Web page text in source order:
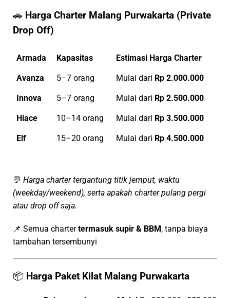
🚗 Harga Charter Malang Purwakarta (Private
Drop Off)
Armada Kapasitas Estimasi Harga Charter
Avanza 5–7 orang Mulai dari Rp 2.000.000
Innova 5–7 orang Mulai dari Rp 2.500.000
Hiace 10–14 orang Mulai dari Rp 3.500.000
Elf 15–20 orang Mulai dari Rp 4.500.000
💬 Harga charter tergantung titik jemput, waktu
(weekday/weekend), serta apakah charter pulang pergi
atau drop off saja.
📌 Semua chartertermasuk supir & BBM, tanpa biaya
tambahan tersembunyi
📦 Harga Paket Kilat Malang Purwakarta